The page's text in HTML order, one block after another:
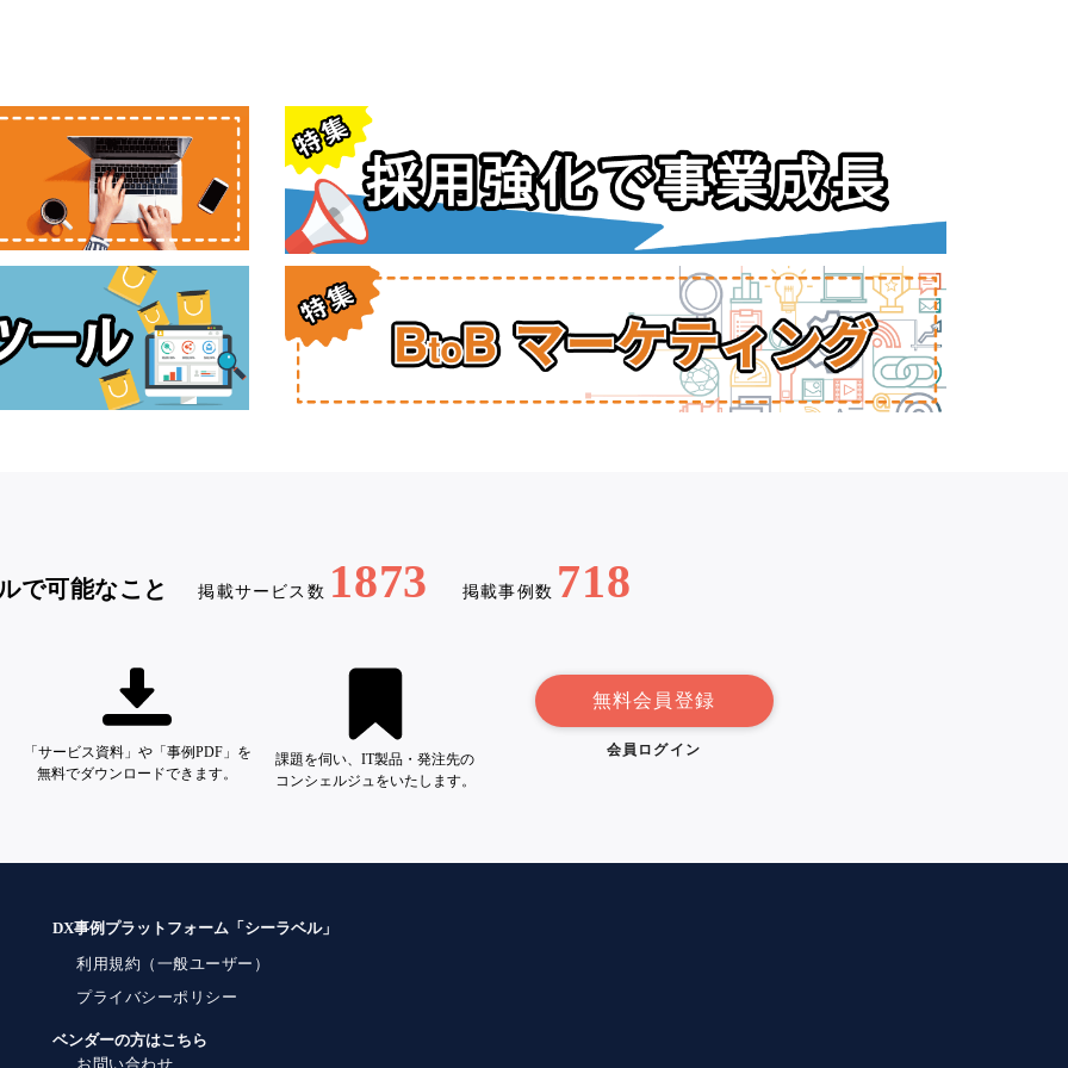
で可能なこと 掲載サービス数 1873 掲載事例数 718
「サービス資料」や「事例PDF」を
無料でダウンロードできます。
課題を伺い、IT製品・発注先の
コンシェルジュをいたします。
無料会員登録
会員ログイン
DX事例プラットフォーム「シーラベル」
利用規約（一般ユーザー）
プライバシーポリシー
ベンダーの方はこちら
お問い合わせ